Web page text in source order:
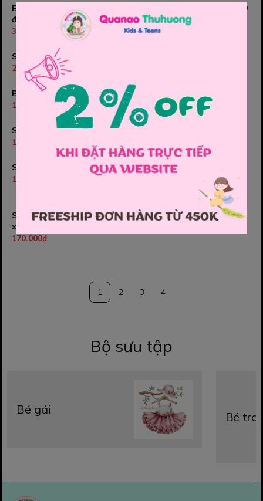
Bộ thể thao trắng loang
đen 24
360.000₫
Bộ thể thao vàng loang 69
360.000₫
Set bộ sọc xanh
270.000₫
Bộ Bernie xanh cây dừa
190.000₫
Bộ Bernie Spiderman
200.000₫
Set bộ trắng cá sấu
150.000₫
Set bộ kem 4 chú cún
Set bộ áo trắng oto đỏ 8
150.000₫
Set bộ trắng Puppy tay
Set áo trắng gấu, quần
xanh
170.000₫
Set bộ kem cún xám
1 2 3 4
Bộ sưu tập
Bé gái
Bé trai